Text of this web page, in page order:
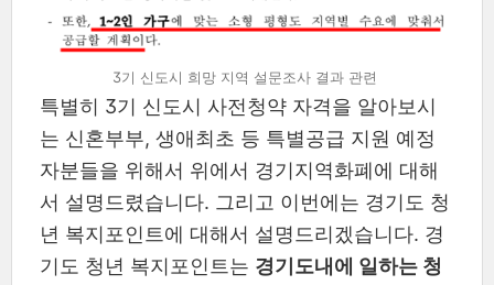
3기 신도시 희망 지역 설문조사 결과 관련
특별히 3기 신도시 사전청약 자격을 알아보시
는 신혼부부, 생애최초 등 특별공급 지원 예정
자분들을 위해서 위에서 경기지역화폐에 대해
서 설명드렸습니다. 그리고 이번에는 경기도 청
년 복지포인트에 대해서 설명드리겠습니다. 경
기도 청년 복지포인트는 경기도내에 일하는 청